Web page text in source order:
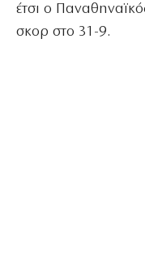
έτσι ο
σκορ στο 31-9.